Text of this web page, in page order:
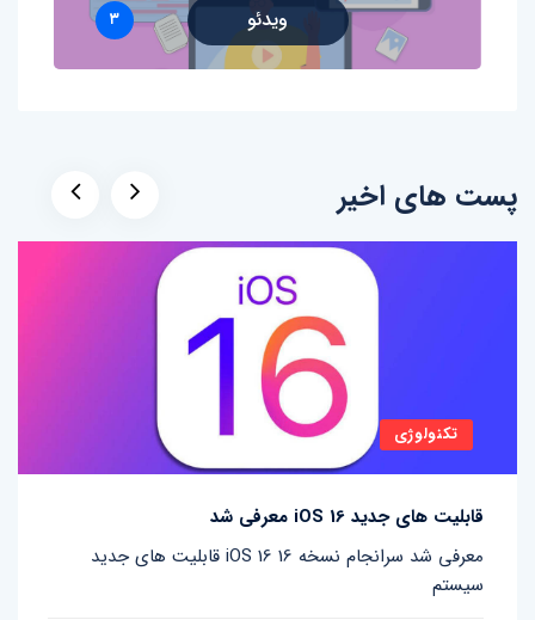
ویدئو ۳
پست های اخیر
تکنولوژی
قابلیت های جدید iOS 16 معرفی شد
قابلیت های جدید iOS 16 معرفی شد سرانجام نسخه 16
سیستم